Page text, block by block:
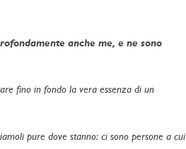
anche me, e ne sono
fino in fondo la vera essenza di un
pure dove stanno: ci sono persone a cui